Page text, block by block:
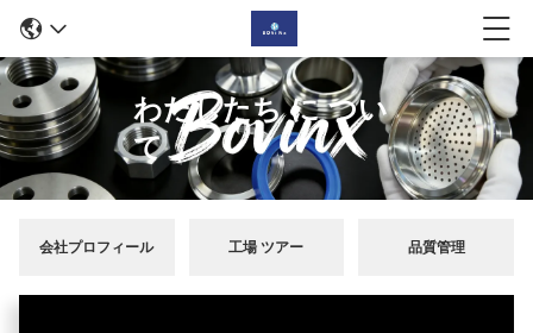
わたしたち に つい
て
会社プロフィール 工場 ツアー 品質管理